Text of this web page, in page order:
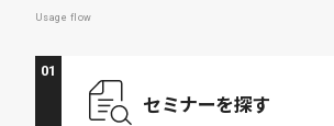
Usage flow
01
セミナーを探す